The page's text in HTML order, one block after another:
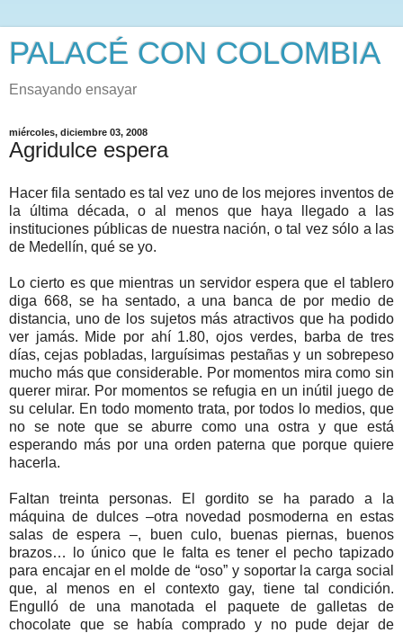
PALACÉ CON COLOMBIA
Ensayando ensayar
miércoles, diciembre 03, 2008
Agridulce espera
Hacer fila sentado es tal vez uno de los mejores inventos de
la última década, o al menos que haya llegado a las
instituciones públicas de nuestra nación, o tal vez sólo a las
de Medellín, qué se yo.
Lo cierto es que mientras un servidor espera que el tablero
diga 668, se ha sentado, a una banca de por medio de
distancia, uno de los sujetos más atractivos que ha podido
ver jamás. Mide por ahí 1.80, ojos verdes, barba de tres
días, cejas pobladas, larguísimas pestañas y un sobrepeso
mucho más que considerable. Por momentos mira como sin
querer mirar. Por momentos se refugia en un inútil juego de
su celular. En todo momento trata, por todos lo medios, que
no se note que se aburre como una ostra y que está
esperando más por una orden paterna que porque quiere
hacerla.
Faltan treinta personas. El gordito se ha parado a la
máquina de dulces –otra novedad posmoderna en estas
salas de espera –, buen culo, buenas piernas, buenos
brazos… lo único que le falta es tener el pecho tapizado
para encajar en el molde de “oso” y soportar la carga social
que, al menos en el contexto gay, tiene tal condición.
Engulló de una manotada el paquete de galletas de
chocolate que se había comprado y no pude dejar de